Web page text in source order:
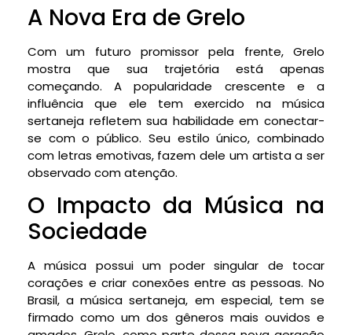
A Nova Era de Grelo
Com um futuro promissor pela frente, Grelo
mostra que sua trajetória está apenas
começando. A popularidade crescente e a
influência que ele tem exercido na música
sertaneja refletem sua habilidade em conectar-
se com o público. Seu estilo único, combinado
com letras emotivas, fazem dele um artista a ser
observado com atenção.
O Impacto da Música na
Sociedade
A música possui um poder singular de tocar
corações e criar conexões entre as pessoas. No
Brasil, a música sertaneja, em especial, tem se
firmado como um dos gêneros mais ouvidos e